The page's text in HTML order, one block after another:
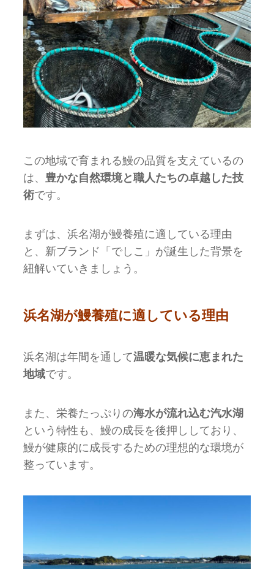
この地域で育まれる鰻の品質を支えているの
は、豊かな自然環境と職人たちの卓越した技
術です。
まずは、浜名湖が鰻養殖に適している理由
と、新ブランド「でしこ」が誕生した背景を
紐解いていきましょう。
浜名湖が鰻養殖に適している理由
浜名湖は年間を通して温暖な気候に恵まれた
地域です。
また、栄養たっぷりの海水が流れ込む汽水湖
という特性も、鰻の成長を後押ししており、
鰻が健康的に成長するための理想的な環境が
整っています。